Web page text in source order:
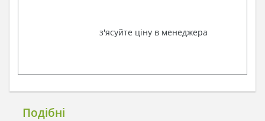
з'ясуйте ціну в менеджера
Подібні